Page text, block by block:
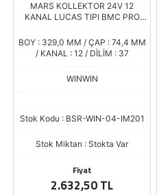
MARS KOLLEKTOR 24V 12
KANAL LUCAS TIPI BMC PRO
BOY : 329,0 MM / ÇAP : 74,4 MM
/ KANAL : 12 / DİLİM : 37
WINWIN
Stok Kodu : BSR-WIN-04-IM201
Stok Miktarı : Stokta Var
Fiyat
2.632,50 TL